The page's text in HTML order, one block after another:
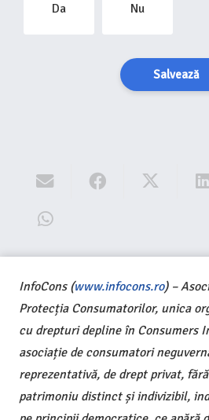
Da Nu
Salvează
InfoCons (www.infocons.ro) –
Protecția Consumatorilor, unica
cu drepturi depline în Consumers
asociație de consumatori
reprezentativă, de drept privat,
patrimoniu distinct și indivizibil,